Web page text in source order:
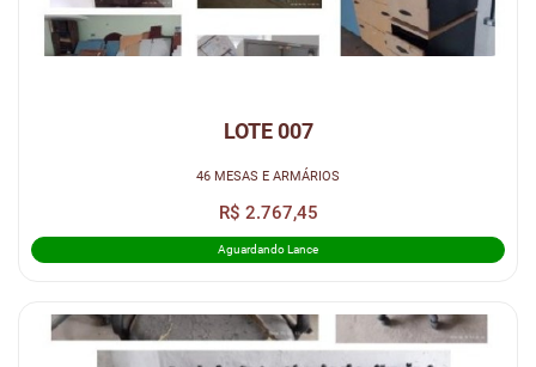
LOTE 007
46 MESAS E ARMÁRIOS
R$ 2.767,45
Aguardando Lance